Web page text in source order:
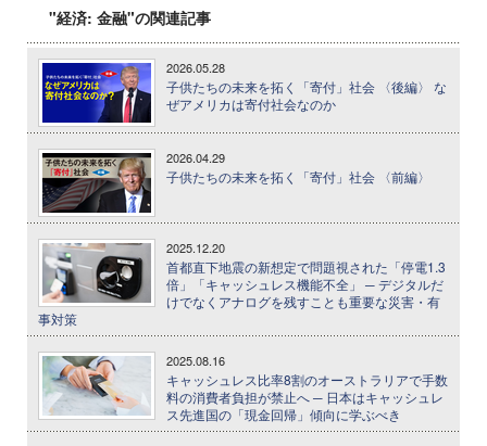
"経済: 金融"の関連記事
2026.05.28
子供たちの未来を拓く「寄付」社会 〈後編〉 な
ぜアメリカは寄付社会なのか
2026.04.29
子供たちの未来を拓く「寄付」社会 〈前編〉
2025.12.20
首都直下地震の新想定で問題視された「停電1.3
倍」「キャッシュレス機能不全」 ─ デジタルだ
けでなくアナログを残すことも重要な災害・有
事対策
2025.08.16
キャッシュレス比率8割のオーストラリアで手数
料の消費者負担が禁止へ ─ 日本はキャッシュレ
ス先進国の「現金回帰」傾向に学ぶべき